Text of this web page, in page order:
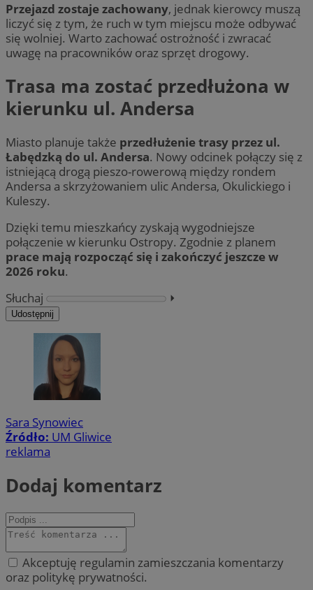
Przejazd zostaje zachowany, jednak kierowcy muszą
liczyć się z tym, że ruch w tym miejscu może odbywać
się wolniej. Warto zachować ostrożność i zwracać
uwagę na pracowników oraz sprzęt drogowy.
Trasa ma zostać przedłużona w
kierunku ul. Andersa
Miasto planuje także przedłużenie trasy przez ul.
Łabędzką do ul. Andersa. Nowy odcinek połączy się z
istniejącą drogą pieszo-rowerową między rondem
Andersa a skrzyżowaniem ulic Andersa, Okulickiego i
Kuleszy.
Dzięki temu mieszkańcy zyskają wygodniejsze
połączenie w kierunku Ostropy. Zgodnie z planem
prace mają rozpocząć się i zakończyć jeszcze w
2026 roku.
Słuchaj
⏵︎
Udostępnij
Sara Synowiec
Źródło: UM Gliwice
reklama
Dodaj komentarz
Akceptuję regulamin zamieszczania komentarzy
oraz politykę prywatności.